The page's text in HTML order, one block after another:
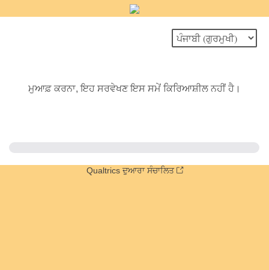
ਮੁਆਫ਼ ਕਰਨਾ, ਇਹ ਸਰਵੇਖਣ ਇਸ ਸਮੇਂ ਕਿਰਿਆਸ਼ੀਲ ਨਹੀਂ ਹੈ।
Qualtrics ਦੁਆਰਾ ਸੰਚਾਲਿਤ